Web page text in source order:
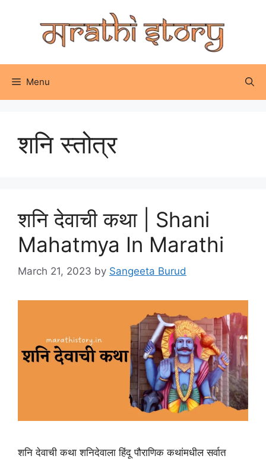
Menu
शनि स्तोत्र
शनि देवाची कथा | Shani
Mahatmya In Marathi
March 21, 2023 by Sangeeta Burud
शनि देवाची कथा शनिदेवाला हिंदू पौराणिक कथांमधील सर्वात